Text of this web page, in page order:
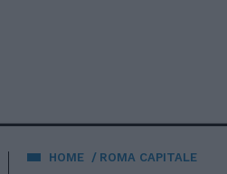
HOME ROMA CAPITALE